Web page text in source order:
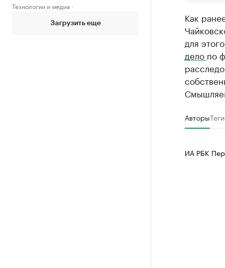
Технологии и медиа
Загрузить еще
Как
для
дело по
АвторыТеги
ИА РБК